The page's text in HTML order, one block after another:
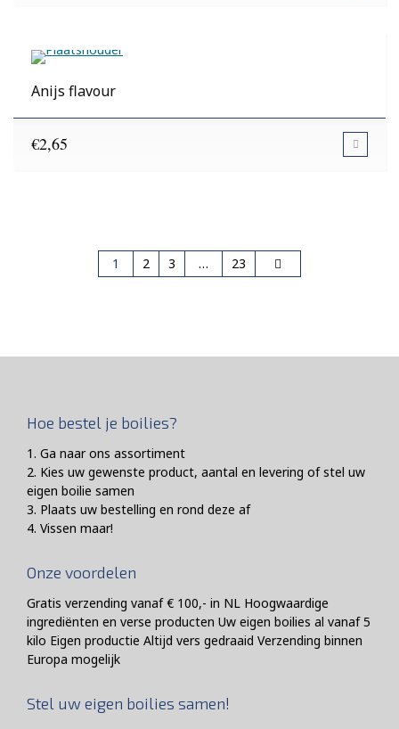
Anijs flavour
€2,65
1 2 3 … 23
Hoe bestel je boilies?
1. Ga naar ons assortiment
2. Kies uw gewenste product, aantal en levering of stel uw
eigen boilie samen
3. Plaats uw bestelling en rond deze af
4. Vissen maar!
Onze voordelen
Gratis verzending vanaf € 100,- in NL Hoogwaardige
ingrediënten en verse producten Uw eigen boilies al vanaf 5
kilo Eigen productie Altijd vers gedraaid Verzending binnen
Europa mogelijk
Stel uw eigen boilies samen!